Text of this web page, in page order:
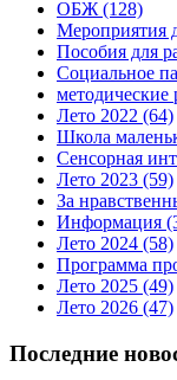
ОБЖ (128)
Мероприятия
Пособия для
Социальное
методические
Лето 2022 (64)
Школа
Сенсорная
Лето 2023 (59)
За
Информация
Лето 2024 (58)
Программа
Лето 2025 (49)
Лето 2026 (47)
Последние